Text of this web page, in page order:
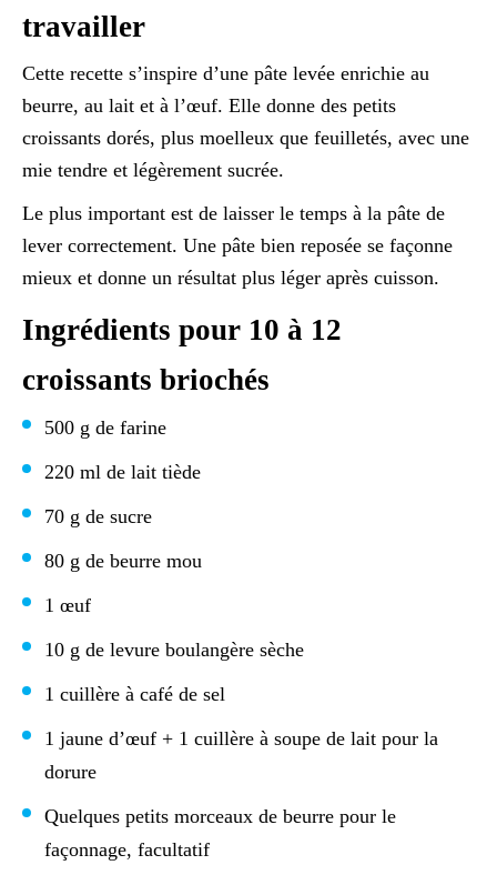
travailler
Cette recette s’inspire d’une pâte levée enrichie au
beurre, au lait et à l’œuf. Elle donne des petits
croissants dorés, plus moelleux que feuilletés, avec une
mie tendre et légèrement sucrée.
Le plus important est de laisser le temps à la pâte de
lever correctement. Une pâte bien reposée se façonne
mieux et donne un résultat plus léger après cuisson.
Ingrédients pour 10 à 12
croissants briochés
500 g de farine
220 ml de lait tiède
70 g de sucre
80 g de beurre mou
1 œuf
10 g de levure boulangère sèche
1 cuillère à café de sel
1 jaune d’œuf + 1 cuillère à soupe de lait pour la
dorure
Quelques petits morceaux de beurre pour le
façonnage, facultatif